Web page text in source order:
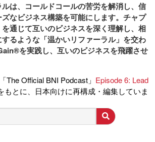
は、コールドコールの苦労を解消し、信
なビジネス構築を可能にします。チャプ
通じて互いのビジネスを深く理解し、相
るような「温かいリファーラル」を交わ
を実践し、互いのビジネスを飛躍させ
The Official BNI Podcast」 Episode 6: Lead
もとに、日本向けに再構成・編集していま